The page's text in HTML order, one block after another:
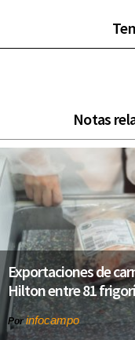
Notas
Exportaciones de
Hilton entre 81
Porinfocampo